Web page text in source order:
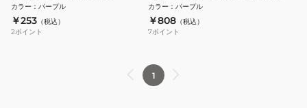
カラー ： パープル
￥253 （税込）
2ポイント
カラー ： パープル
￥808 （税込）
7ポイント
1